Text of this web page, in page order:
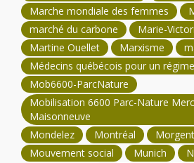
Marche mondiale des femmes
marché du carbone
Marie-
Martine Ouellet
Marxisme
Médecins québécois pour un
Mob6600-ParcNature
Mobilisation 6600 Parc-Nature
Maisonneuve
Mondelez
Montréal
Mouvement social
Munich